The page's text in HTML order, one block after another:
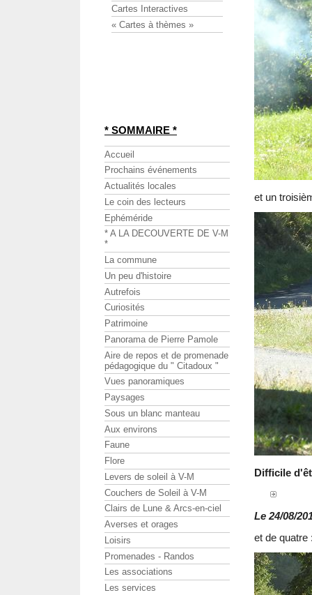
et un
Difficile
Le 24/08/
et de quatre
Cartes Interactives
« Cartes à thèmes »
* SOMMAIRE *
Accueil
Prochains événements
Actualités locales
Le coin des lecteurs
Ephéméride
* A LA DECOUVERTE DE V-M
*
La commune
Un peu d'histoire
Autrefois
Curiosités
Patrimoine
Panorama de Pierre Pamole
Aire de repos et de promenade
pédagogique du " Citadoux "
Vues panoramiques
Paysages
Sous un blanc manteau
Aux environs
Faune
Flore
Levers de soleil à V-M
Couchers de Soleil à V-M
Clairs de Lune & Arcs-en-ciel
Averses et orages
Loisirs
Promenades - Randos
Les associations
Les services